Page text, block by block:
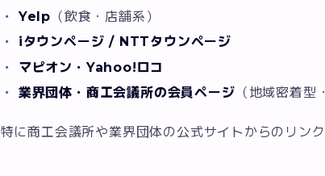
Yelp （飲食・店舗系）
iタウンページ / NTTタウンページ
マピオン・Yahoo!ロコ
業界団体・商工会議所の会員ページ （地域密着型
特に商工会議所や業界団体の公式サイトからのリン